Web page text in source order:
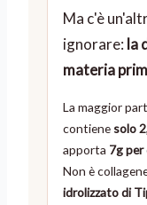
Ma c'è
ignorare: la
materia
La maggior
contiene solo
apporta 7g per
Non è
idrolizzato di